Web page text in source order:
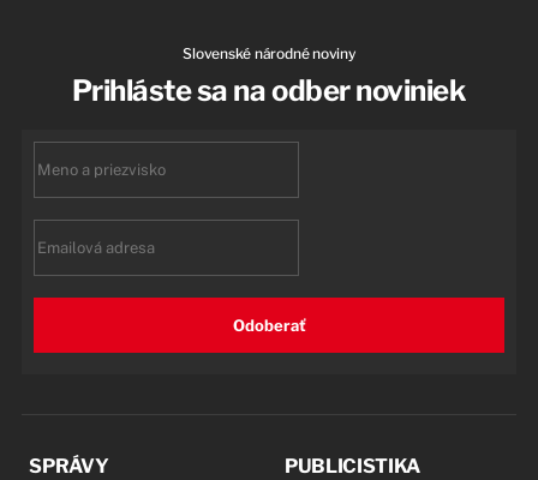
Slovenské národné noviny
Prihláste sa na odber noviniek
Odoberať
SPRÁVY PUBLICISTIKA